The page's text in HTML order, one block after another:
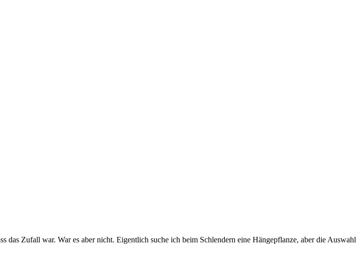
Zufall war. War es aber nicht. Eigentlich suche ich beim Schlendern eine Hängepflanze, aber die Auswahl